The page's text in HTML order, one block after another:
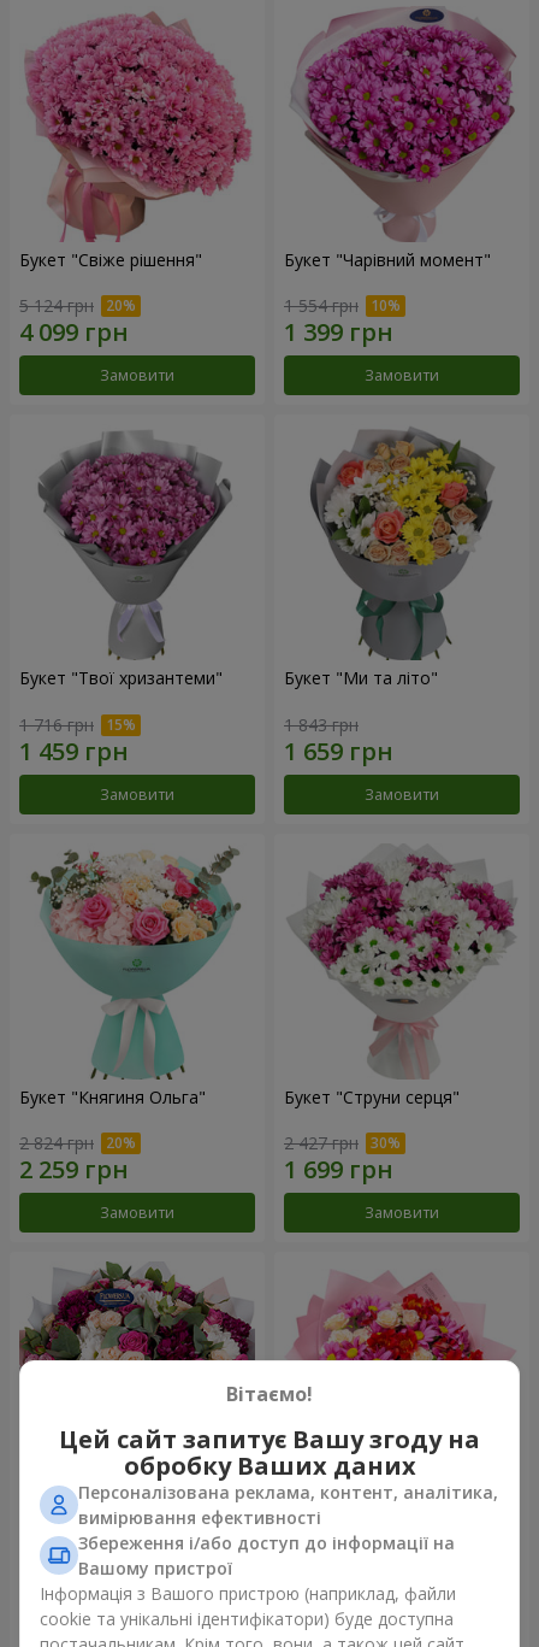
Букет "Свіже рішення"
5 124 грн
Замовити
Букет "Чарівний момент"
1 554 грн
Замовити
Букет "Твої хризантеми"
1 716 грн
Замовити
Букет "Ми та літо"
1 843 грн
Замовити
Букет "Княгиня Ольга"
2 824 грн
Замовити
Букет "Струни серця"
2 427 грн
Замовити
Букет "Все для тебе ...!"
6 624 грн
Замовити
Букет "Ніжне кохання"
Замовити
Вітаємо!
Цей сайт запитує Вашу згоду на
обробку Ваших даних
Персоналізована реклама, контент, аналітика,
вимірювання ефективності
Збереження і/або доступ до інформації на
Вашому пристрої
Інформація з Вашого пристрою (наприклад, файли
cookie та унікальні ідентифікатори) буде доступна